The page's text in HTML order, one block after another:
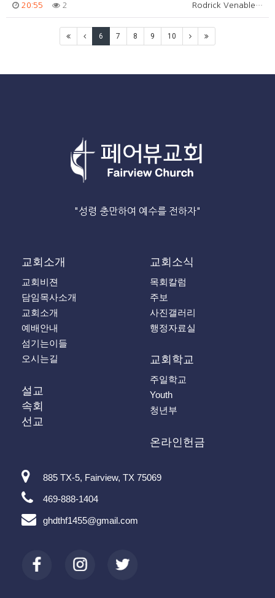
Rodrick Venable…
20:55 2
6 7 8 9 10
"성령 충만하여 예수를 전하자"
교회소개
교회비젼
담임목사소개
교회소개
예배안내
섬기는이들
오시는길
설교
속회
선교
교회소식
목회칼럼
주보
사진갤러리
행정자료실
교회학교
주일학교
Youth
청년부
온라인헌금
885 TX-5, Fairview, TX 75069
469-888-1404
ghdthf1455@gmail.com